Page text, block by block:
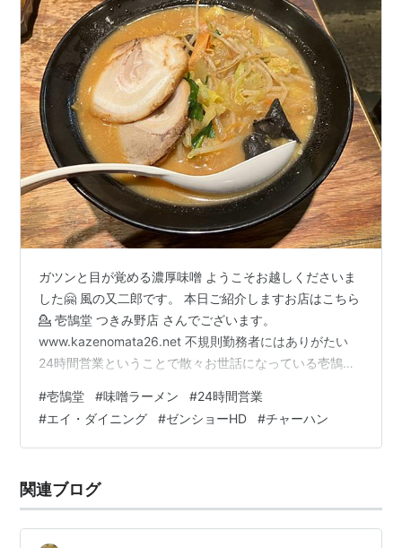
ガツンと目が覚める濃厚味噌 ようこそお越しくださいま
した🤗 風の又二郎です。 本日ご紹介しますお店はこちら
💁 壱鵠堂 つきみ野店 さんでございます。
www.kazenomata26.net 不規則勤務者にはありがたい
24時間営業ということで散々お世話になっている壱鵠堂
なかったな〜」というメニューが複数存在します😅 とい
うことで、今回は「そういえば食べたことなかったな」
シリーズでお送りしたいと思います🤣 タッチパネル式に
サイトからご確認ください🙇 そんな感じで本日のオーダ
ーは… 濃厚味噌タンメ…
#壱鵠堂 #味噌ラーメン #24時間営業
#エイ・ダイニング #ゼンショーHD #チャーハン
関連ブログ